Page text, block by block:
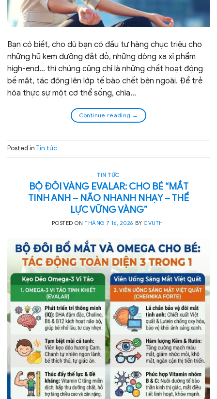
Bạn có biết, cho dù bạn có đầu tư hàng chục triệu cho
những hũ kem dưỡng đắt đỏ, những dòng xa xỉ phẩm
high-end… thì chúng cũng chỉ là những chất hoạt động
bề mặt, tác động lên lớp tế bào chết bên ngoài. Để trẻ
hóa thực sự một cơ thể sống, chìa…
Continue reading →
Posted in Tin tức
TIN TỨC
BỘ ĐÔI VÀNG EVALAR: CHO BÉ “MẮT
TINH ANH – NÃO NHANH NHẠY – THỂ
LỰC VỮNG VÀNG”
POSTED ONTHÁNG 7 16, 2026 BYCVUTHI